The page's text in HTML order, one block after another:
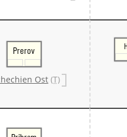
Prerov
Ost (T)